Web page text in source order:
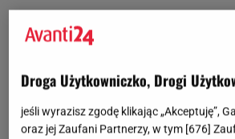
Droga Użytkowniczko, Drogi
jeśli wyrazisz zgodę klikając „Akceptuję”,
oraz jej Zaufani Partnerzy, w tym [676]